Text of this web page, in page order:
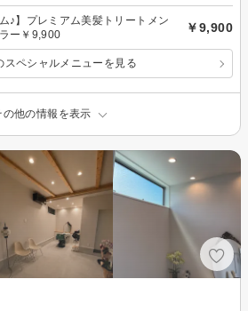
♪】プレミアム美髪トリートメン
ー￥9,900
￥9,900
スペシャルメニューを見る
の他の情報を表示